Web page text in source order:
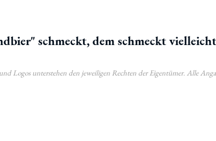
schmeckt, dem schmeckt vielleicht
Logos unterstehen den jeweiligen Rechten der Eigentümer. Alle